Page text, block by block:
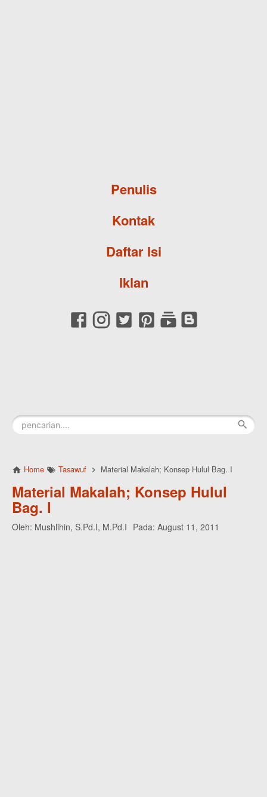
Penulis
Kontak
Daftar Isi
Iklan
Home Tasawuf Material Makalah; Konsep Hulul Bag. I
Material Makalah; Konsep Hulul
Bag. I
Oleh: Mushlihin, S.Pd.I, M.Pd.I Pada: August 11, 2011